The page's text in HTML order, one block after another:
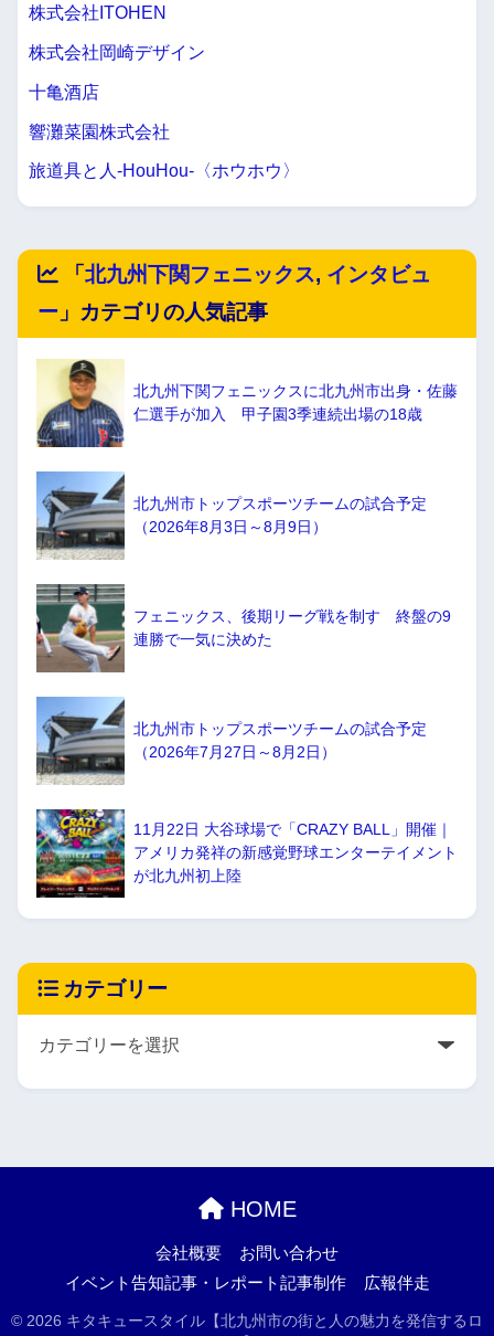
株式会社ITOHEN
株式会社岡崎デザイン
十亀酒店
響灘菜園株式会社
旅道具と人-HouHou-〈ホウホウ〉
「 北九州下関フェニックス, インタビュ
ー 」カテゴリの人気記事
北九州下関フェニックスに北九州市出身・佐藤
仁選手が加入 甲子園3季連続出場の18歳
北九州市トップスポーツチームの試合予定
（2026年8月3日～8月9日）
フェニックス、後期リーグ戦を制す 終盤の9
連勝で一気に決めた
北九州市トップスポーツチームの試合予定
（2026年7月27日～8月2日）
11月22日 大谷球場で「CRAZY BALL」開催｜
アメリカ発祥の新感覚野球エンターテイメント
が北九州初上陸
カテゴリー
HOME
会社概要
お問い合わせ
イベント告知記事・レポート記事制作
広報伴走
© 2026 キタキュースタイル【北九州市の街と人の魅力を発信するロ